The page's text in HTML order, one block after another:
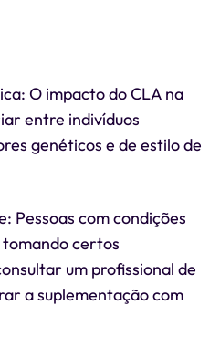
O impacto do CLA na
entre indivíduos
genéticos e de estilo de
Pessoas com condições
tomando certos
um profissional de
a suplementação com